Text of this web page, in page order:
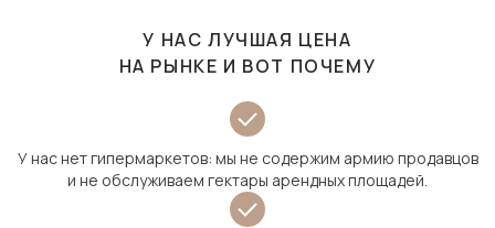
У НАС ЛУЧШАЯ ЦЕНА
НА РЫНКЕ И ВОТ ПОЧЕМУ
У нас нет гипермаркетов: мы не содержим армию продавцов
и не обслуживаем гектары арендных площадей.